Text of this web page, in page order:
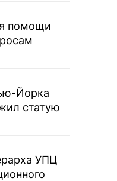
помощи
Йорка
статую
УПЦ